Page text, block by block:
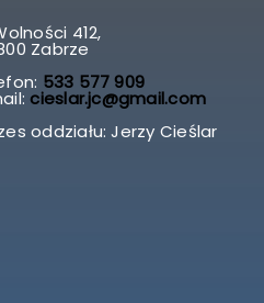
412,
Zabrze
533 577 909
cieslar.jc@gmail.com
oddziału: Jerzy Cieślar